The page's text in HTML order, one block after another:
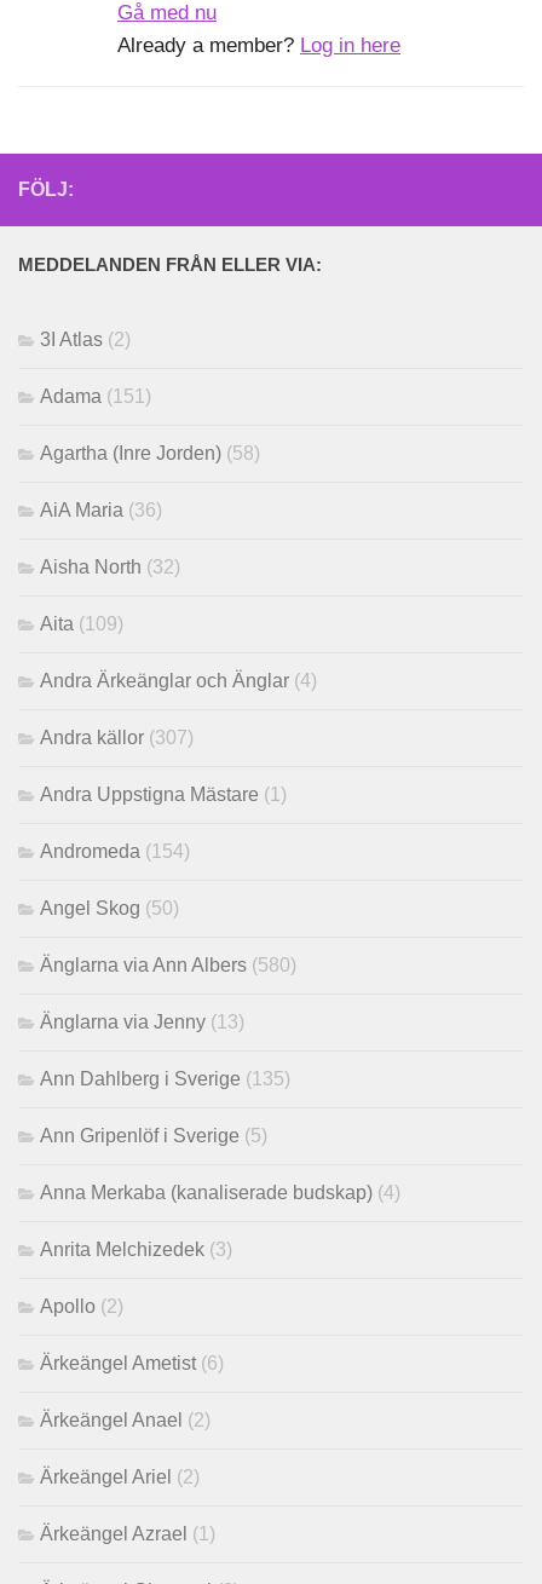
Gå med nu
Already a member? Log in here
FÖLJ:
MEDDELANDEN FRÅN ELLER VIA:
3I Atlas (2)
Adama (151)
Agartha (Inre Jorden) (58)
AiA Maria (36)
Aisha North (32)
Aita (109)
Andra Ärkeänglar och Änglar (4)
Andra källor (307)
Andra Uppstigna Mästare (1)
Andromeda (154)
Angel Skog (50)
Änglarna via Ann Albers (580)
Änglarna via Jenny (13)
Ann Dahlberg i Sverige (135)
Ann Gripenlöf i Sverige (5)
Anna Merkaba (kanaliserade budskap) (4)
Anrita Melchizedek (3)
Apollo (2)
Ärkeängel Ametist (6)
Ärkeängel Anael (2)
Ärkeängel Ariel (2)
Ärkeängel Azrael (1)